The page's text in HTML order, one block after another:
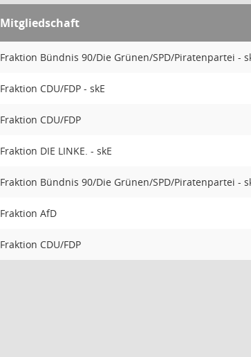
Mitgliedschaft
Fraktion Bündnis 90/Die Grünen/SPD/Piratenpartei -
Fraktion CDU/FDP - skE
Fraktion CDU/FDP
Fraktion DIE LINKE. - skE
Fraktion Bündnis 90/Die Grünen/SPD/Piratenpartei -
Fraktion AfD
Fraktion CDU/FDP